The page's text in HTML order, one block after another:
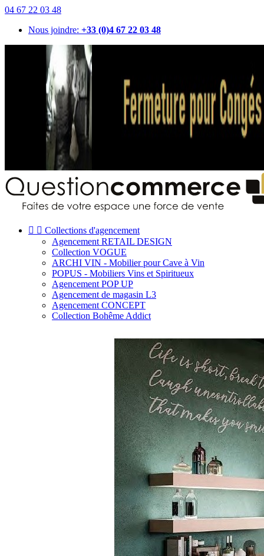
04 67 22 03 48
Nous joindre: +33 (0)4 67 22 03 48
  Collections d'agencement
Agencement RETAIL DESIGN
Collection VOGUE
ARCHI VIN - Mobilier pour Cave à Vin
POPUS - Mobiliers Vins et Spiritueux
Agencement POP UP
Agencement de magasin L3
Agencement CONCEPT
Collection Bohême Addict